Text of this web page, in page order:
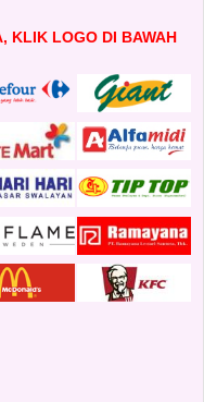
KLIK LOGO DI BAWAH